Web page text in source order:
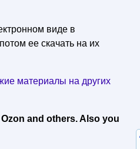
виде в
ее скачать на их
материалы на других
and others. Also you